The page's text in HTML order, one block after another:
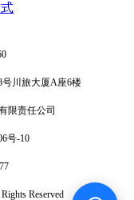
川旅大厦A座6楼
限责任公司
号-10
Reserved